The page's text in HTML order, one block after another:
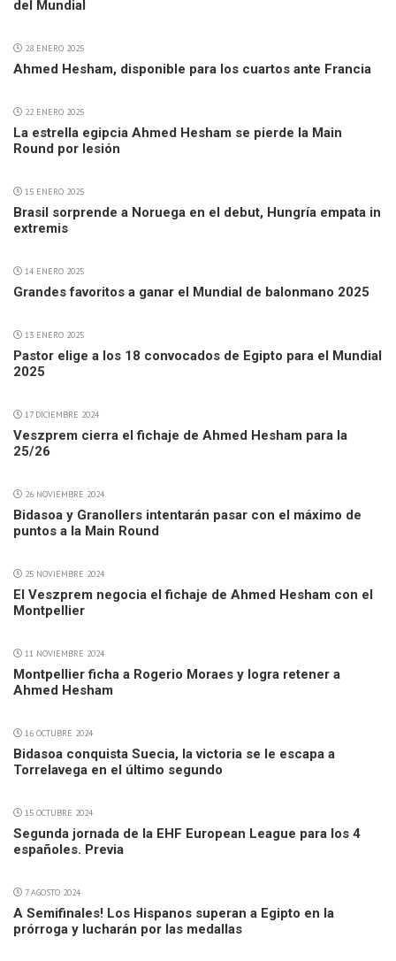
del Mundial
28 ENERO 2025
Ahmed Hesham, disponible para los cuartos ante Francia
22 ENERO 2025
La estrella egipcia Ahmed Hesham se pierde la Main
Round por lesión
15 ENERO 2025
Brasil sorprende a Noruega en el debut, Hungría empata in
extremis
14 ENERO 2025
Grandes favoritos a ganar el Mundial de balonmano 2025
13 ENERO 2025
Pastor elige a los 18 convocados de Egipto para el Mundial
2025
17 DICIEMBRE 2024
Veszprem cierra el fichaje de Ahmed Hesham para la
25/26
26 NOVIEMBRE 2024
Bidasoa y Granollers intentarán pasar con el máximo de
puntos a la Main Round
25 NOVIEMBRE 2024
El Veszprem negocia el fichaje de Ahmed Hesham con el
Montpellier
11 NOVIEMBRE 2024
Montpellier ficha a Rogerio Moraes y logra retener a
Ahmed Hesham
16 OCTUBRE 2024
Bidasoa conquista Suecia, la victoria se le escapa a
Torrelavega en el último segundo
15 OCTUBRE 2024
Segunda jornada de la EHF European League para los 4
españoles. Previa
7 AGOSTO 2024
A Semifinales! Los Hispanos superan a Egipto en la
prórroga y lucharán por las medallas